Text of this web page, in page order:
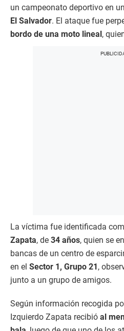
un campeonato deportivo en
El Salvador. El ataque fue
bordo de una moto lineal ,
La víctima fue identificada
Zapata, de 34 años, quien se
bancas de un centro de
en el Sector 1, Grupo 21 ,
junto a un grupo de amigos.
Según información recogida
Izquierdo Zapata recibió al